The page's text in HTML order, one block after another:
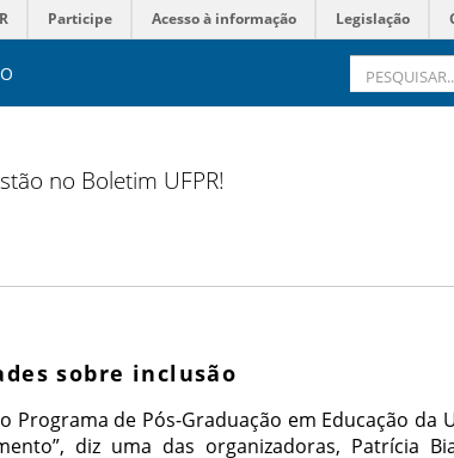
Participe Acesso à informação Legislação
no Boletim UFPR!
sobre inclusão
Programa de Pós-Graduação em Educação da
diz uma das organizadoras, Patrícia